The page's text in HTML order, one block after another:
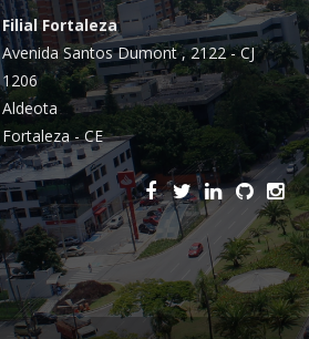
Sites e PWAs
Alexa Skills
Growth Hacking
IOT
Squad as a Service
Desenvolvimento Sob
Medida
Outsourcing
Filial Fortaleza
Avenida Santos Dumont , 2122 - CJ
1206
Aldeota
Fortaleza - CE